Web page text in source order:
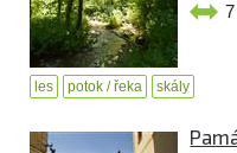
les potok / řeka skály